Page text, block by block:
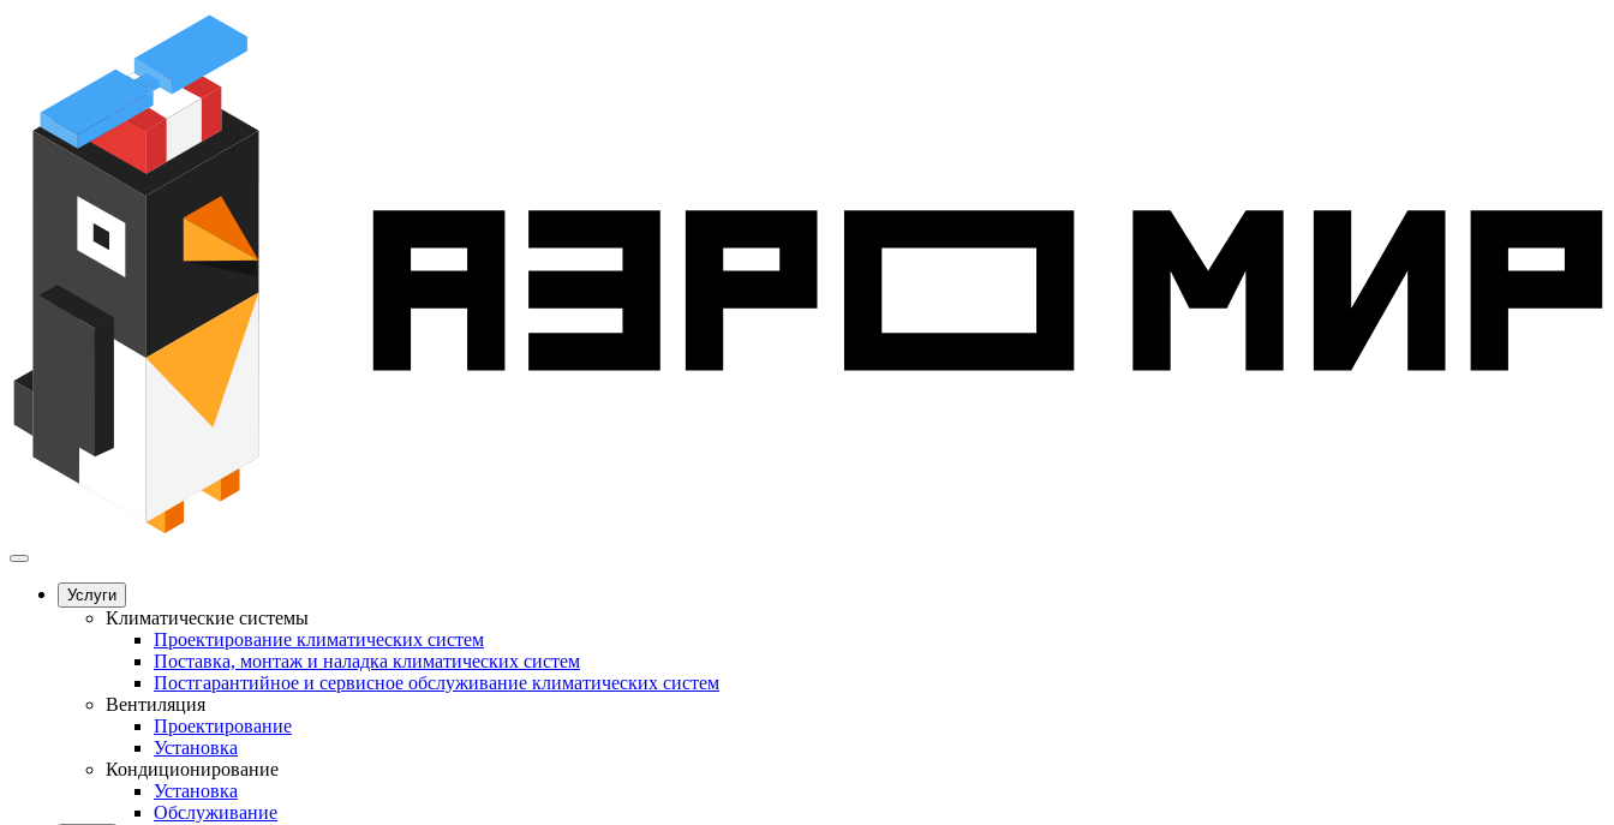
Услуги
Климатические системы
Проектирование климатических систем
Поставка, монтаж и наладка климатических систем
Постгарантийное и сервисное обслуживание климатических систем
Вентиляция
Проектирование
Установка
Кондиционирование
Установка
Обслуживание